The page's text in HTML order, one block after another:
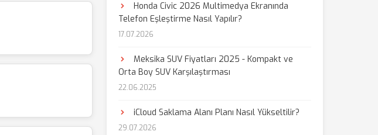
Honda Civic 2026 Multimedya Ekranında
Telefon Eşleştirme Nasıl Yapılır?
17.07.2026
Meksika SUV Fiyatları 2025 - Kompakt ve
Orta Boy SUV Karşılaştırması
22.06.2025
iCloud Saklama Alanı Planı Nasıl Yükseltilir?
29.07.2026